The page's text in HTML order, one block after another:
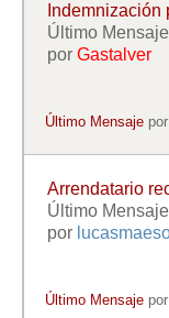
Último
por Gastalver
Último Mensaje
Arrendatario
Último
por
Último Mensaje por